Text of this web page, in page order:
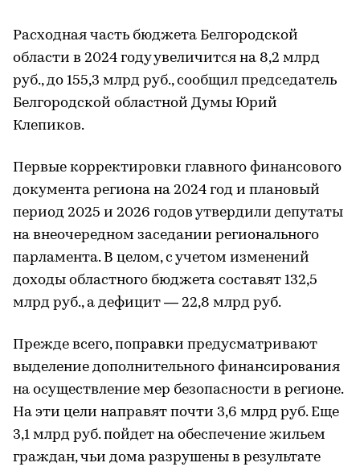
Расходная часть бюджета Белгородской
области в 2024 году увеличится на 8,2 млрд
руб., до 155,3 млрд руб., сообщил председатель
Белгородской областной Думы Юрий
Клепиков.
Первые корректировки главного финансового
документа региона на 2024 год и плановый
период 2025 и 2026 годов утвердили депутаты
на внеочередном заседании регионального
парламента. В целом, с учетом изменений
доходы областного бюджета составят 132,5
млрд руб., а дефицит — 22,8 млрд руб.
Прежде всего, поправки предусматривают
выделение дополнительного финансирования
на осуществление мер безопасности в регионе.
На эти цели направят почти 3,6 млрд руб. Еще
3,1 млрд руб. пойдет на обеспечение жильем
граждан, чьи дома разрушены в результате